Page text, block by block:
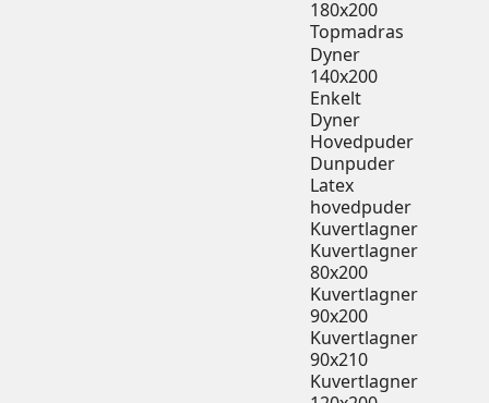
180x200
Topmadras
Dyner
140x200
Enkelt
Dyner
Hovedpuder
Dunpuder
Latex
hovedpuder
Kuvertlagner
Kuvertlagner
80x200
Kuvertlagner
90x200
Kuvertlagner
90x210
Kuvertlagner